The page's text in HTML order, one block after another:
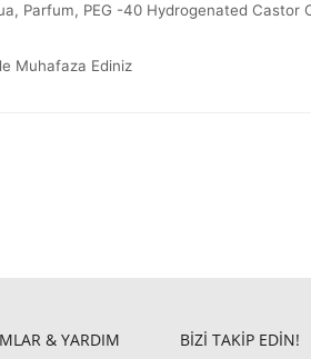
Parfum, PEG -40 Hydrogenated Castor
Muhafaza Ediniz
& YARDIM BİZİ TAKİP EDİN!